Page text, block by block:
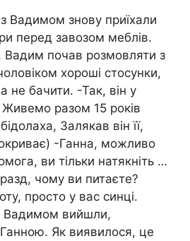
Вадимом знову приїхали
перед завозом меблів.
почав розмовляти з
хороші стосунки,
не бачити. -Так, він у
разом 15 років
3алякав він її,
-Ганна, можливо
ви тільки натякніть …
чому ви питаєте?
просто у вас синці.
Вадимом вийшли,
Як виявилося, це